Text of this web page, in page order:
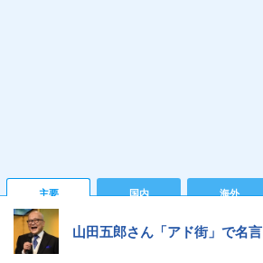
主要 国内 海外
山田五郎さん「アド街」で名言